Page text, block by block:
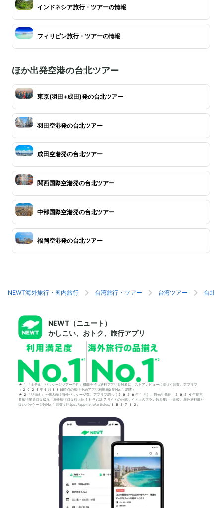
インドネシア旅行・ツアーの情報
フィリピン旅行・ツアーの情報
ほか出発空港の台北ツアー
東京(羽田+成田)発の台北ツアー
羽田空港発の台北ツアー
成田空港発の台北ツアー
関西国際空港発の台北ツアー
中部国際空港発の台北ツアー
福岡空港発の台北ツアー
NEWT海外旅行・国内旅行 台湾旅行・ツアー 台湾ツアー 台北
NEWT（ニュート）
かしこい、おトク、旅行アプリ
*1「ホテル・パッケージツアー予約」機能を持つ旅行アプリを対象に、ストアレビューに基づく調査。アプリブ
（2025年6月18日時点の旅行予約アプリ利用満足度No.1調査）
*2「品揃え」＝個人向け海外パッケージ数。アプリブ調べ（2026年1月）。観光庁発表「2024年度主
要旅行業者取扱状況」海外旅行取扱額上位4社含む計7サイトの公式サイト上のプラン数を集計・比較。海外旅行取り
扱いパッケージ数No.1調査：https://app-liv.jp/articles/155712/